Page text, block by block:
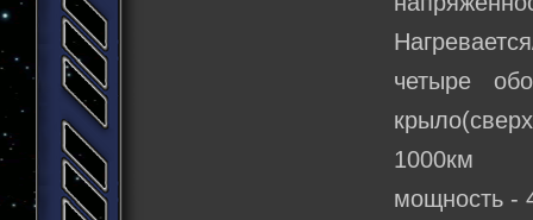
четыре
1000км
мощность -